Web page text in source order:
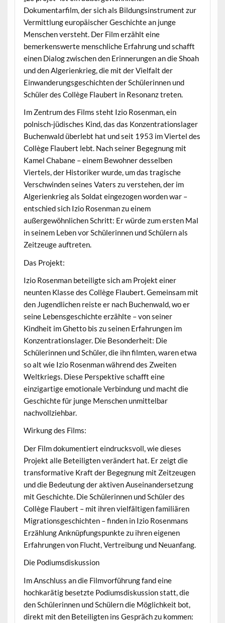
Dokumentarfilm, der sich als Bildungsinstrument zur
Vermittlung europäischer Geschichte an junge
Menschen versteht. Der Film erzählt eine
bemerkenswerte menschliche Erfahrung und schafft
einen Dialog zwischen den Erinnerungen an die Shoah
und den Algerienkrieg, die mit der Vielfalt der
Einwanderungsgeschichten der Schülerinnen und
Schüler des Collège Flaubert in Resonanz treten.
Im Zentrum des Films steht Izio Rosenman, ein
polnisch-jüdisches Kind, das das Konzentrationslager
Buchenwald überlebt hat und seit 1953 im Viertel des
Collège Flaubert lebt. Nach seiner Begegnung mit
Kamel Chabane – einem Bewohner desselben
Viertels, der Historiker wurde, um das tragische
Verschwinden seines Vaters zu verstehen, der im
Algerienkrieg als Soldat eingezogen worden war –
entschied sich Izio Rosenman zu einem
außergewöhnlichen Schritt: Er würde zum ersten Mal
in seinem Leben vor Schülerinnen und Schülern als
Zeitzeuge auftreten.
Das Projekt:
Izio Rosenman beteiligte sich am Projekt einer
neunten Klasse des Collège Flaubert. Gemeinsam mit
den Jugendlichen reiste er nach Buchenwald, wo er
seine Lebensgeschichte erzählte – von seiner
Kindheit im Ghetto bis zu seinen Erfahrungen im
Konzentrationslager. Die Besonderheit: Die
Schülerinnen und Schüler, die ihn filmten, waren etwa
so alt wie Izio Rosenman während des Zweiten
Weltkriegs. Diese Perspektive schafft eine
einzigartige emotionale Verbindung und macht die
Geschichte für junge Menschen unmittelbar
nachvollziehbar.
Wirkung des Films:
Der Film dokumentiert eindrucksvoll, wie dieses
Projekt alle Beteiligten verändert hat. Er zeigt die
transformative Kraft der Begegnung mit Zeitzeugen
und die Bedeutung der aktiven Auseinandersetzung
mit Geschichte. Die Schülerinnen und Schüler des
Collège Flaubert – mit ihren vielfältigen familiären
Migrationsgeschichten – finden in Izio Rosenmans
Erzählung Anknüpfungspunkte zu ihren eigenen
Erfahrungen von Flucht, Vertreibung und Neuanfang.
Die Podiumsdiskussion
Im Anschluss an die Filmvorführung fand eine
hochkarätig besetzte Podiumsdiskussion statt, die
den Schülerinnen und Schülern die Möglichkeit bot,
direkt mit den Beteiligten ins Gespräch zu kommen: